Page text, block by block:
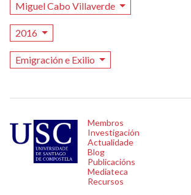
Miguel Cabo Villaverde
2016
Emigración e Exilio
Membros
Investigación
Actualidade
Blog
Publicacións
Mediateca
Recursos